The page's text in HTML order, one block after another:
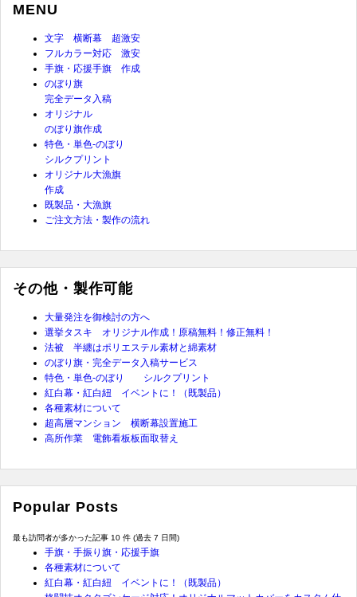
MENU
文字 横断幕 超激安
フルカラー対応 激安
手旗・応援手旗 作成
のぼり旗
完全データ入稿
オリジナル
のぼり旗作成
特色・単色-のぼり
シルクプリント
オリジナル大漁旗
作成
既製品・大漁旗
ご注文方法・製作の流れ
その他・製作可能
大量発注を御検討の方へ
選挙タスキ オリジナル作成！原稿無料！修正無料！
法被 半纏はポリエステル素材と綿素材
のぼり旗・完全データ入稿サービス
特色・単色-のぼり シルクプリント
紅白幕・紅白紐 イベントに！（既製品）
各種素材について
超高層マンション 横断幕設置施工
高所作業 電飾看板板面取替え
Popular Posts
最も訪問者が多かった記事 10 件 (過去 7 日間)
手旗・手振り旗・応援手旗
各種素材について
紅白幕・紅白紐 イベントに！（既製品）